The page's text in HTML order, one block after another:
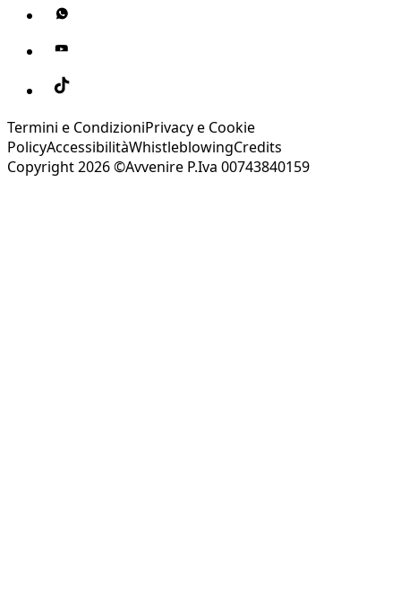
Termini e CondizioniPrivacy e Cookie
PolicyAccessibilitàWhistleblowingCredits
Copyright 2026 ©Avvenire P.Iva 00743840159